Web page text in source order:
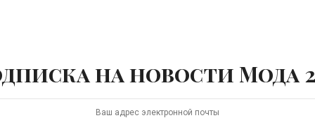
на новости Мода